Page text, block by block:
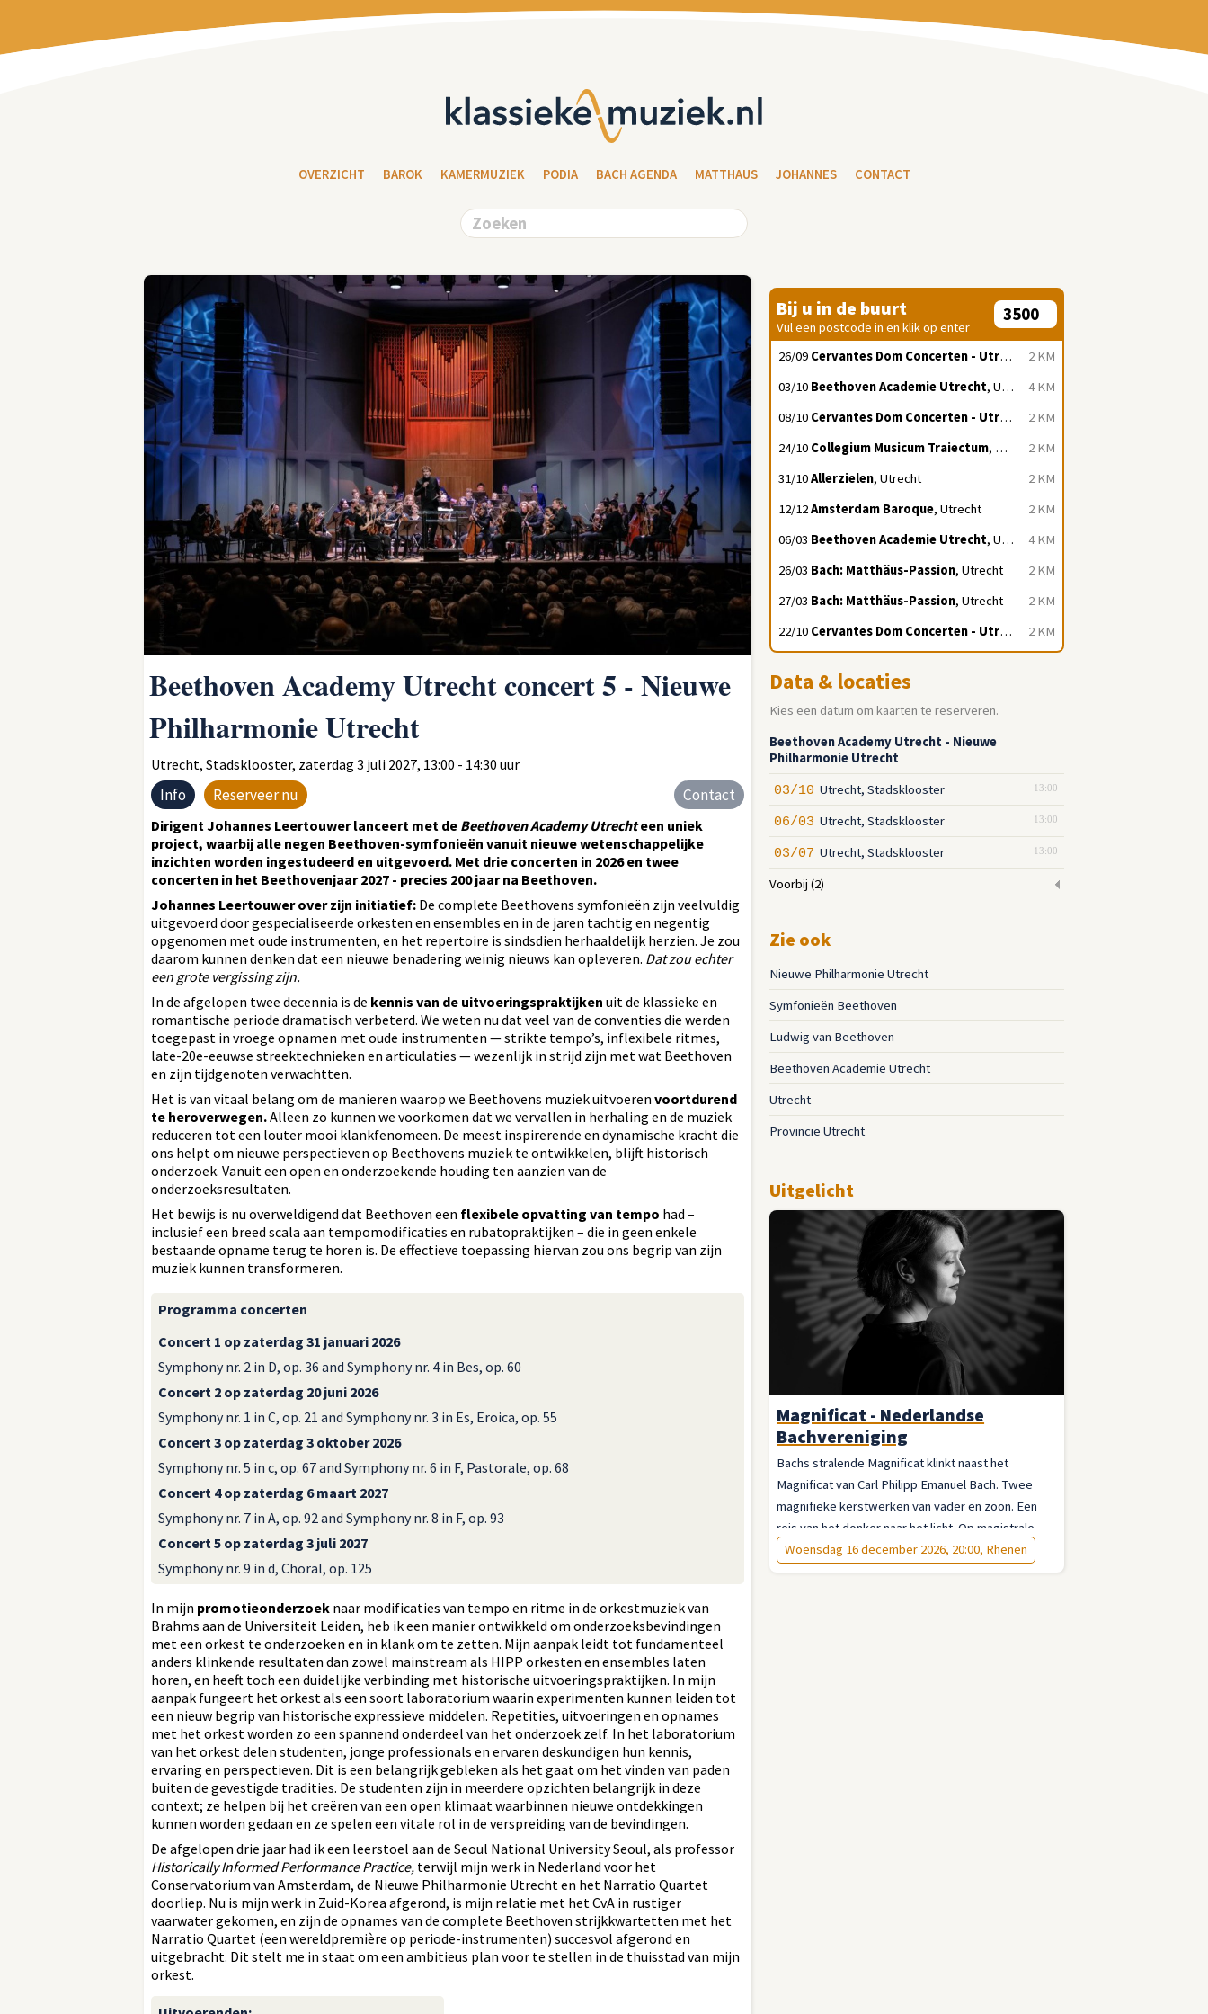
OVERZICHT BAROK KAMERMUZIEK PODIA BACH AGENDA MATTHAUS JOHANNES CONTACT
Beethoven Academy Utrecht concert 5 - Nieuwe
Philharmonie Utrecht
Utrecht, Stadsklooster, zaterdag 3 juli 2027, 13:00 - 14:30 uur
Info Reserveer nu Contact
Dirigent Johannes Leertouwer lanceert met de Beethoven Academy Utrechteen uniek
project, waarbij alle negen Beethoven-symfonieën vanuit nieuwe wetenschappelijke
inzichten worden ingestudeerd en uitgevoerd. Met drie concerten in 2026 en twee
concerten in het Beethovenjaar 2027 - precies 200 jaar na Beethoven.
Johannes Leertouwer over zijn initiatief: De complete Beethovens symfonieën zijn veelvuldig
uitgevoerd door gespecialiseerde orkesten en ensembles en in de jaren tachtig en negentig
opgenomen met oude instrumenten, en het repertoire is sindsdien herhaaldelijk herzien. Je zou
daarom kunnen denken dat een nieuwe benadering weinig nieuws kan opleveren. Dat zou echter
een grote vergissing zijn.
In de afgelopen twee decennia is de kennis van de uitvoeringspraktijken uit de klassieke en
romantische periode dramatisch verbeterd. We weten nu dat veel van de conventies die werden
toegepast in vroege opnamen met oude instrumenten — strikte tempo’s, inflexibele ritmes,
late-20e-eeuwse streektechnieken en articulaties — wezenlijk in strijd zijn met wat Beethoven
en zijn tijdgenoten verwachtten.
Het is van vitaal belang om de manieren waarop we Beethovens muziek uitvoeren voortdurend
te heroverwegen.Alleen zo kunnen we voorkomen dat we vervallen in herhaling en de muziek
reduceren tot een louter mooi klankfenomeen. De meest inspirerende en dynamische kracht die
ons helpt om nieuwe perspectieven op Beethovens muziek te ontwikkelen, blijft historisch
onderzoek. Vanuit een open en onderzoekende houding ten aanzien van de
onderzoeksresultaten.
Het bewijs is nu overweldigend dat Beethoven een flexibele opvatting van tempo had –
inclusief een breed scala aan tempomodificaties en rubatopraktijken – die in geen enkele
bestaande opname terug te horen is. De effectieve toepassing hiervan zou ons begrip van zijn
muziek kunnen transformeren.
Programma concerten
Concert 1 op zaterdag 31 januari 2026
Symphony nr. 2 in D, op. 36 and Symphony nr. 4 in Bes, op. 60
Concert 2 op zaterdag 20 juni 2026
Symphony nr. 1 in C, op. 21 and Symphony nr. 3 in Es, Eroica, op. 55
Concert 3 op zaterdag 3 oktober 2026
Symphony nr. 5 in c, op. 67 and Symphony nr. 6 in F, Pastorale, op. 68
Concert 4 op zaterdag 6 maart 2027
Symphony nr. 7 in A, op. 92 and Symphony nr. 8 in F, op. 93
Concert 5 op zaterdag 3 juli 2027
Symphony nr. 9 in d, Choral, op. 125
In mijn promotieonderzoek naar modificaties van tempo en ritme in de orkestmuziek van
Brahms aan de Universiteit Leiden, heb ik een manier ontwikkeld om onderzoeksbevindingen
met een orkest te onderzoeken en in klank om te zetten. Mijn aanpak leidt tot fundamenteel
anders klinkende resultaten dan zowel mainstream als HIPP orkesten en ensembles laten
horen, en heeft toch een duidelijke verbinding met historische uitvoeringspraktijken. In mijn
aanpak fungeert het orkest als een soort laboratorium waarin experimenten kunnen leiden tot
een nieuw begrip van historische expressieve middelen. Repetities, uitvoeringen en opnames
met het orkest worden zo een spannend onderdeel van het onderzoek zelf. In het laboratorium
van het orkest delen studenten, jonge professionals en ervaren deskundigen hun kennis,
ervaring en perspectieven. Dit is een belangrijk gebleken als het gaat om het vinden van paden
buiten de gevestigde tradities. De studenten zijn in meerdere opzichten belangrijk in deze
context; ze helpen bij het creëren van een open klimaat waarbinnen nieuwe ontdekkingen
kunnen worden gedaan en ze spelen een vitale rol in de verspreiding van de bevindingen.
De afgelopen drie jaar had ik een leerstoel aan de Seoul National University Seoul, als professor
Historically Informed Performance Practice, terwijl mijn werk in Nederland voor het
Conservatorium van Amsterdam, de Nieuwe Philharmonie Utrecht en het Narratio Quartet
doorliep. Nu is mijn werk in Zuid-Korea afgerond, is mijn relatie met het CvA in rustiger
vaarwater gekomen, en zijn de opnames van de complete Beethoven strijkkwartetten met het
Narratio Quartet (een wereldpremière op periode-instrumenten) succesvol afgerond en
uitgebracht. Dit stelt me in staat om een ambitieus plan voor te stellen in de thuisstad van mijn
orkest.
Bij u in de buurt
Vul een postcode in en klik op enter
2 KM
26/09 Cervantes Dom Concerten - Utrecht
, Utrecht
4 KM
03/10 Beethoven Academie Utrecht, Utrecht
2 KM
08/10 Cervantes Dom Concerten - Utrecht
, Utrecht
2 KM
24/10 Collegium Musicum Traiectum, Utrecht
2 KM
31/10Allerzielen, Utrecht
2 KM
12/12Amsterdam Baroque, Utrecht
4 KM
06/03 Beethoven Academie Utrecht, Utrecht
2 KM
26/03 Bach: Matthäus-Passion, Utrecht
2 KM
27/03 Bach: Matthäus-Passion, Utrecht
2 KM
22/10 Cervantes Dom Concerten - Utrecht , Utrecht
Data & locaties
Kies een datum om kaarten te reserveren.
Beethoven Academy Utrecht - Nieuwe
Philharmonie Utrecht
13:00
03/10 Utrecht, Stadsklooster
13:00
06/03 Utrecht, Stadsklooster
13:00
03/07 Utrecht, Stadsklooster
Voorbij (2)
Zie ook
Nieuwe Philharmonie Utrecht
Symfonieën Beethoven
Ludwig van Beethoven
Beethoven Academie Utrecht
Utrecht
Provincie Utrecht
Uitgelicht
Magnificat - Nederlandse
Bachvereniging
Bachs stralende Magnificat klinkt naast het
Magnificat van Carl Philipp Emanuel Bach. Twee
magnifieke kerstwerken van vader en zoon. Een
reis van het donker naar het licht. Op magistrale
wijze uitgevoerd.
Woensdag 16 december 2026, 20:00, Rhenen